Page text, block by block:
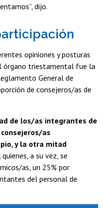
dijo.
opiniones y posturas
órgano triestamental fue la
General de
de consejeros/as de
de los/as integrantes de
as
y la otra mitad
, quienes, a su vez, se
as, un 25% por
del personal de